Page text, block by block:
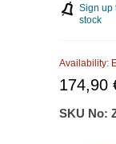
Sign up
stock
Availability:
174,90
SKU No: